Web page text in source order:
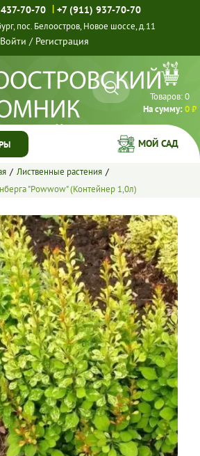
70-70 | +7 (911) 937-70-70
пос. Белоостров, Новое шоссе, д.11
Войти / Регистрация
Товаров:0
На сумму:0 ₽
ГЛАВНАЯ
КАТАЛОГ
РЕШЕНИЯ
О НАС
РАБОТЫ
КОНТАКТЫ
МОЙ САД
Лиственные растения
"Powwow" (Контейнер 1,0л)